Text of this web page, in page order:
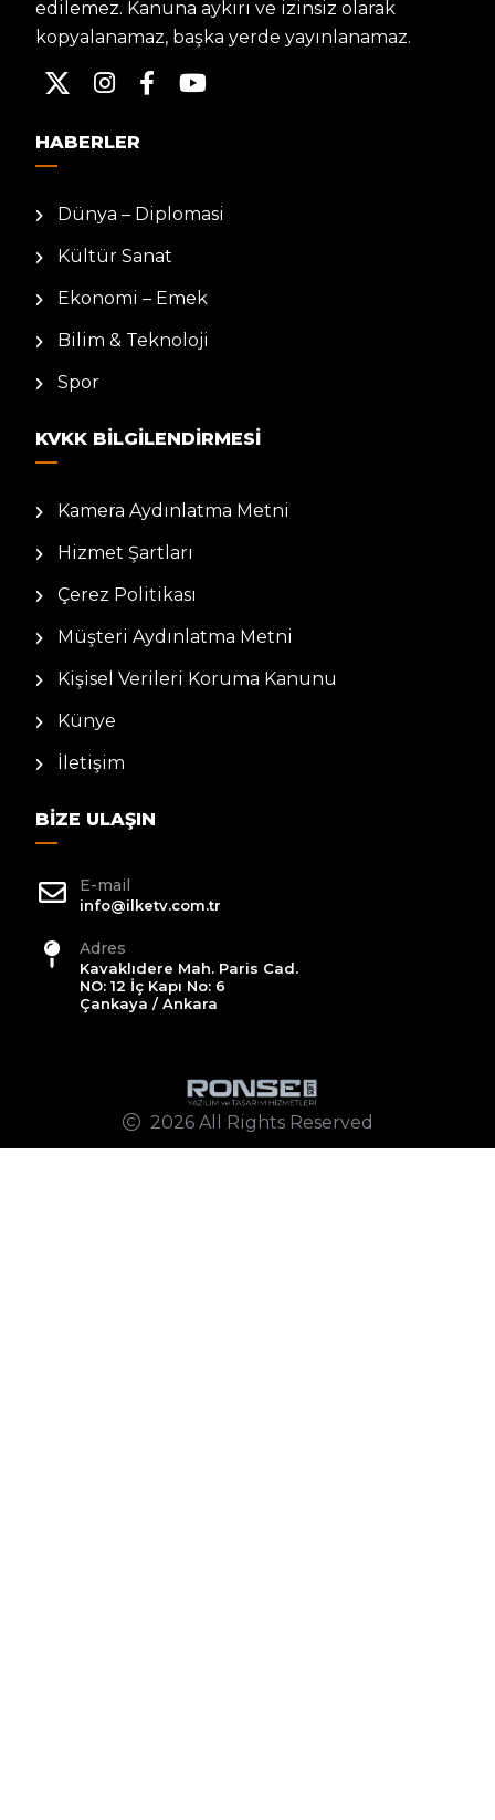
edilemez. Kanuna aykırı ve izinsiz olarak
kopyalanamaz, başka yerde yayınlanamaz.
HABERLER
Dünya – Diplomasi
Kültür Sanat
Ekonomi – Emek
Bilim & Teknoloji
Spor
KVKK BILGILENDIRMESI
Kamera Aydınlatma Metni
Hizmet Şartları
Çerez Politikası
Müşteri Aydınlatma Metni
Kişisel Verileri Koruma Kanunu
Künye
İletişim
BIZE ULAŞIN
E-mail
info@ilketv.com.tr
Adres
Kavaklıdere Mah. Paris Cad.
NO: 12 İç Kapı No: 6
Çankaya / Ankara
2026 All Rights Reserved